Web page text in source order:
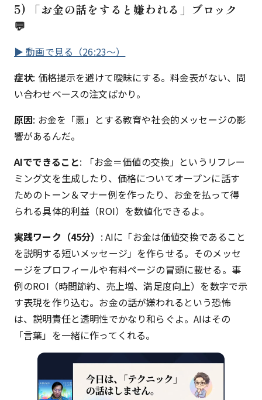
5) 「お金の話をすると嫌われる」ブロック
💬
▶ 動画で見る（26:23〜）
症状: 価格提示を避けて曖昧にする。料金表がない、問
い合わせベースの注文ばかり。
原因: お金を「悪」とする教育や社会的メッセージの影
響があるんだ。
AIでできること: 「お金＝価値の交換」というリフレー
ミング文を生成したり、価格についてオープンに話す
ためのトーン＆マナー例を作ったり、お金を払って得
られる具体的利益（ROI）を数値化できるよ。
実践ワーク（45分） : AIに「お金は価値交換であること
を説明する短いメッセージ」を作らせる。そのメッセ
ージをプロフィールや有料ページの冒頭に載せる。事
例のROI（時間節約、売上増、満足度向上）を数字で示
す表現を作り込む。お金の話が嫌われるという恐怖
は、説明責任と透明性でかなり和らぐよ。AIはその
「言葉」を一緒に作ってくれる。